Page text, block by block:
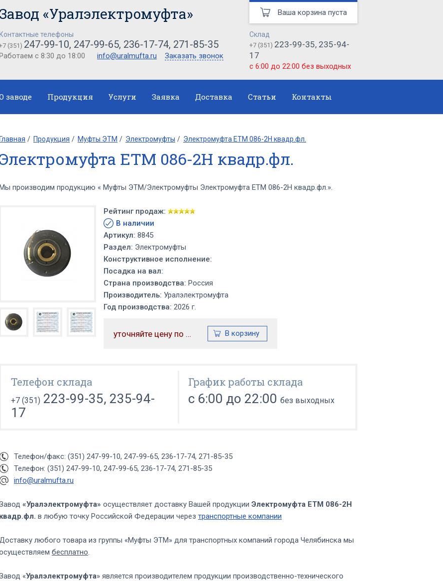
Завод «Уралэлектромуфта»
Контактные телефоны
(351) 247-99-10, 247-99-65, 236-17-74, 271-85-35
с 8:30 до 18:00 info@uralmufta.ru Заказать звонок
Склад
+7 (351) 223-99-35, 235-94-
17
с 6:00 до 22:00 без выходных
Ваша корзина пуста
заводе Продукция Услуги Заявка Доставка Статьи Контакты
Главная Продукция Муфты ЭТМ Электромуфты Электромуфта ЕТМ 086-2Н квадр.фл.
Электромуфта ЕТМ 086-2Н квадр.фл.
производим продукцию « Муфты ЭТМ/Электромуфты Электромуфта ЕТМ 086-2Н квадр.фл.».
Рейтинг продаж:
В наличии
Артикул: 8845
Раздел: Электромуфты
Конструктивное исполнение:
Посадка на вал:
Страна производства: Россия
Производитель: Уралэлектромуфта
Год производства: 2026 г.
уточняйте цену по телефону
Телефон склада
+7 (351) 223-99-35, 235-94-
17
График работы склада
с 6:00 до 22:00 без выходных
Телефон/факс: (351) 247-99-10, 247-99-65, 236-17-74, 271-85-35
Телефон: (351) 247-99-10, 247-99-65, 236-17-74, 271-85-35
info@uralmufta.ru
«Уралэлектромуфта» осуществляет доставку Вашей продукции Электромуфта ЕТМ 086-2Н
квадр.фл. в любую точку Российской Федерации через транспортные компании
любого товара из группы «Муфты ЭТМ» для транспортных компаний города Челябинска мы
бесплатно.
«Уралэлектромуфта» является производителем продукции производственно-технического